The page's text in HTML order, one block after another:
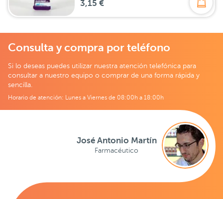
3,15 €
Consulta y compra por teléfono
Si lo deseas puedes utilizar nuestra atención telefónica para
consultar a nuestro equipo o comprar de una forma rápida y
sencilla.
Horario de atención: Lunes a Viernes de 08:00h a 18:00h
José Antonio Martín
Farmacéutico